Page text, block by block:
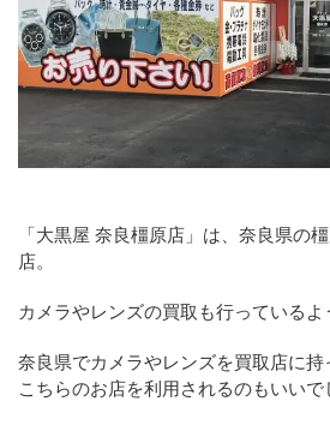
「大黒屋 奈良橿原店」は、奈良県の
店。
カメラやレンズの買取も行っているよ
奈良県でカメラやレンズを買取店に持
こちらのお店を利用されるのもいいで